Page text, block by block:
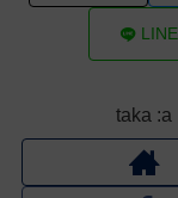
LINE
taka :a